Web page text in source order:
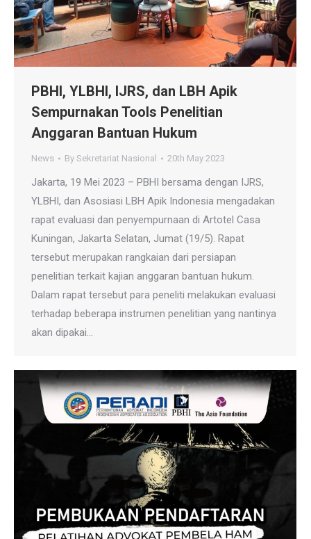
PBHI, YLBHI, IJRS, dan LBH Apik
Sempurnakan Tools Penelitian
Anggaran Bantuan Hukum
News By Sekretariat Nasional 20th May 2023
Jakarta, 19 Mei 2023 – PBHI bersama dengan IJRS,
YLBHI, dan Asosiasi LBH Apik Indonesia mengadakan
rapat evaluasi dan penyempurnaan di Artotel Casa
Kuningan, Jakarta Selatan, Jumat (19/5). Rapat
tersebut merupakan rangkaian dari persiapan
penelitian terkait kajian anggaran bantuan hukum.
Dalam rapat tersebut para peneliti melakukan evaluasi
terhadap beberapa instrumen penelitian yang nantinya
akan dipakai…